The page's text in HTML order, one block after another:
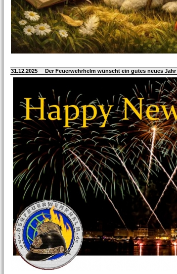
31.12.2025 Der Feuerwehrhelm wünscht ein gutes neues Jahr